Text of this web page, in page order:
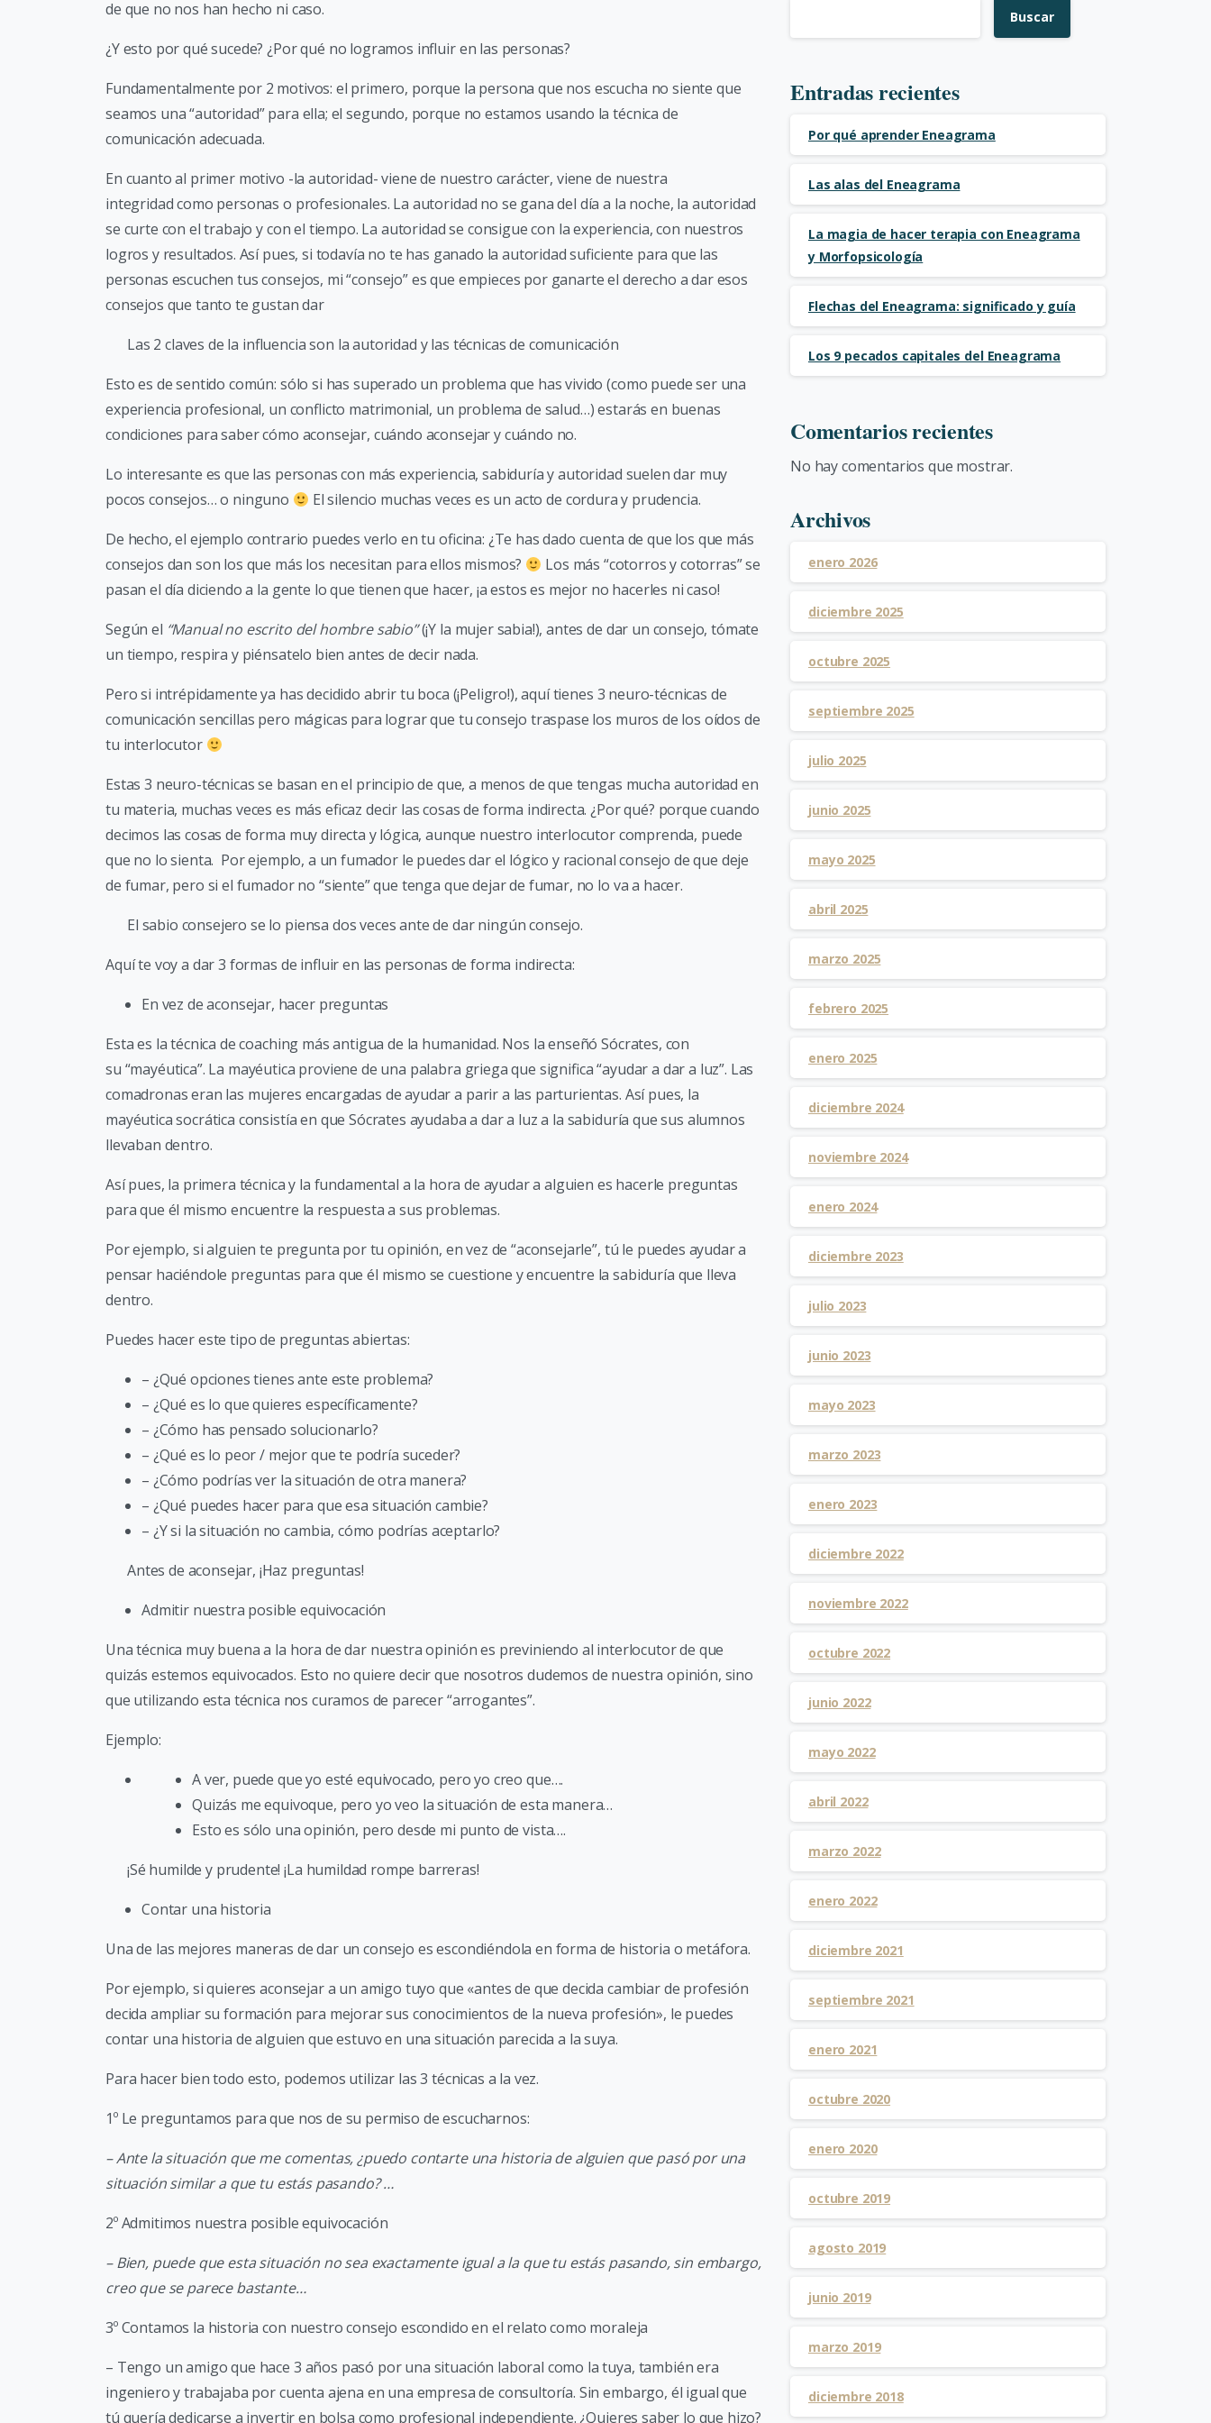
de que no nos han hecho ni caso.
¿Y esto por qué sucede? ¿Por qué no logramos influir en las personas?
Fundamentalmente por 2 motivos: el primero, porque la persona que nos escucha no siente que
seamos una “autoridad” para ella; el segundo, porque no estamos usando la técnica de
comunicación adecuada.
En cuanto al primer motivo -la autoridad- viene de nuestro carácter, viene de nuestra
integridad como personas o profesionales. La autoridad no se gana del día a la noche, la autoridad
se curte con el trabajo y con el tiempo. La autoridad se consigue con la experiencia, con nuestros
logros y resultados. Así pues, si todavía no te has ganado la autoridad suficiente para que las
personas escuchen tus consejos, mi “consejo” es que empieces por ganarte el derecho a dar esos
consejos que tanto te gustan dar
Las 2 claves de la influencia son la autoridad y las técnicas de comunicación
Esto es de sentido común: sólo si has superado un problema que has vivido (como puede ser una
experiencia profesional, un conflicto matrimonial, un problema de salud…) estarás en buenas
condiciones para saber cómo aconsejar, cuándo aconsejar y cuándo no.
Lo interesante es que las personas con más experiencia, sabiduría y autoridad suelen dar muy
pocos consejos… o ninguno
El silencio muchas veces es un acto de cordura y prudencia.
De hecho, el ejemplo contrario puedes verlo en tu oficina: ¿Te has dado cuenta de que los que más
consejos dan son los que más los necesitan para ellos mismos?
Los más “cotorros y cotorras” se
pasan el día diciendo a la gente lo que tienen que hacer, ¡a estos es mejor no hacerles ni caso!
Según el “Manual no escrito del hombre sabio”(¡Y la mujer sabia!), antes de dar un consejo, tómate
un tiempo, respira y piénsatelo bien antes de decir nada.
Pero si intrépidamente ya has decidido abrir tu boca (¡Peligro!), aquí tienes 3 neuro-técnicas de
comunicación sencillas pero mágicas para lograr que tu consejo traspase los muros de los oídos de
tu interlocutor
Estas 3 neuro-técnicas se basan en el principio de que, a menos de que tengas mucha autoridad en
tu materia, muchas veces es más eficaz decir las cosas de forma indirecta. ¿Por qué? porque cuando
decimos las cosas de forma muy directa y lógica, aunque nuestro interlocutor comprenda, puede
que no lo sienta. Por ejemplo, a un fumador le puedes dar el lógico y racional consejo de que deje
de fumar, pero si el fumador no “siente” que tenga que dejar de fumar, no lo va a hacer.
El sabio consejero se lo piensa dos veces ante de dar ningún consejo.
Aquí te voy a dar 3 formas de influir en las personas de forma indirecta:
En vez de aconsejar, hacer preguntas
Esta es la técnica de coaching más antigua de la humanidad. Nos la enseñó Sócrates, con
su “mayéutica”. La mayéutica proviene de una palabra griega que significa “ayudar a dar a luz”. Las
comadronas eran las mujeres encargadas de ayudar a parir a las parturientas. Así pues, la
mayéutica socrática consistía en que Sócrates ayudaba a dar a luz a la sabiduría que sus alumnos
llevaban dentro.
Así pues, la primera técnica y la fundamental a la hora de ayudar a alguien es hacerle preguntas
para que él mismo encuentre la respuesta a sus problemas.
Por ejemplo, si alguien te pregunta por tu opinión, en vez de “aconsejarle”, tú le puedes ayudar a
pensar haciéndole preguntas para que él mismo se cuestione y encuentre la sabiduría que lleva
dentro.
Puedes hacer este tipo de preguntas abiertas:
– ¿Qué opciones tienes ante este problema?
– ¿Qué es lo que quieres específicamente?
– ¿Cómo has pensado solucionarlo?
– ¿Qué es lo peor / mejor que te podría suceder?
– ¿Cómo podrías ver la situación de otra manera?
– ¿Qué puedes hacer para que esa situación cambie?
– ¿Y si la situación no cambia, cómo podrías aceptarlo?
Antes de aconsejar, ¡Haz preguntas!
Admitir nuestra posible equivocación
Una técnica muy buena a la hora de dar nuestra opinión es previniendo al interlocutor de que
quizás estemos equivocados. Esto no quiere decir que nosotros dudemos de nuestra opinión, sino
que utilizando esta técnica nos curamos de parecer “arrogantes”.
Ejemplo:
A ver, puede que yo esté equivocado, pero yo creo que….
Quizás me equivoque, pero yo veo la situación de esta manera…
Esto es sólo una opinión, pero desde mi punto de vista….
¡Sé humilde y prudente! ¡La humildad rompe barreras!
Contar una historia
Una de las mejores maneras de dar un consejo es escondiéndola en forma de historia o metáfora.
Por ejemplo, si quieres aconsejar a un amigo tuyo que «antes de que decida cambiar de profesión
decida ampliar su formación para mejorar sus conocimientos de la nueva profesión», le puedes
contar una historia de alguien que estuvo en una situación parecida a la suya.
Para hacer bien todo esto, podemos utilizar las 3 técnicas a la vez.
1º Le preguntamos para que nos de su permiso de escucharnos:
– Ante la situación que me comentas, ¿puedo contarte una historia de alguien que pasó por una
situación similar a que tu estás pasando? …
2º Admitimos nuestra posible equivocación
– Bien, puede que esta situación no sea exactamente igual a la que tu estás pasando, sin embargo,
creo que se parece bastante…
3º Contamos la historia con nuestro consejo escondido en el relato como moraleja
– Tengo un amigo que hace 3 años pasó por una situación laboral como la tuya, también era
ingeniero y trabajaba por cuenta ajena en una empresa de consultoría. Sin embargo, él igual que
tú quería dedicarse a invertir en bolsa como profesional independiente. ¿Quieres saber lo que hizo?
Buscar
Entradas recientes
Por qué aprender Eneagrama
Las alas del Eneagrama
La magia de hacer terapia con Eneagrama
y Morfopsicología
Flechas del Eneagrama: significado y guía
Los 9 pecados capitales del Eneagrama
Comentarios recientes
No hay comentarios que mostrar.
Archivos
enero 2026
diciembre 2025
octubre 2025
septiembre 2025
julio 2025
junio 2025
mayo 2025
abril 2025
marzo 2025
febrero 2025
enero 2025
diciembre 2024
noviembre 2024
enero 2024
diciembre 2023
julio 2023
junio 2023
mayo 2023
marzo 2023
enero 2023
diciembre 2022
noviembre 2022
octubre 2022
junio 2022
mayo 2022
abril 2022
marzo 2022
enero 2022
diciembre 2021
septiembre 2021
enero 2021
octubre 2020
enero 2020
octubre 2019
agosto 2019
junio 2019
marzo 2019
diciembre 2018